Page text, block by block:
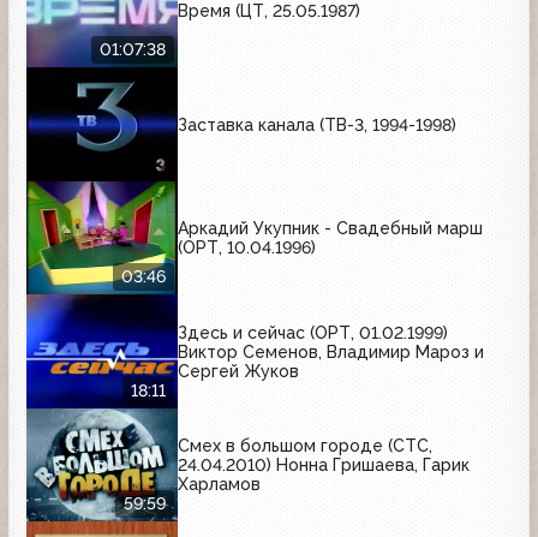
01:07:38
Время (ЦТ, 25.05.1987)
Заставка канала (ТВ-3, 1994-1998)
03:46
Аркадий Укупник - Свадебный марш
(ОРТ, 10.04.1996)
18:11
Здесь и сейчас (ОРТ, 01.02.1999)
Виктор Семенов, Владимир Мароз и
Сергей Жуков
59:59
Смех в большом городе (СТС,
24.04.2010) Нонна Гришаева, Гарик
Харламов